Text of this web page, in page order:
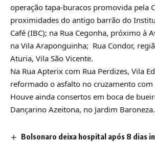
operação tapa-buracos promovida pela
proximidades do antigo barrão do
Café (IBC); na Rua Cegonha, próximo à
na Vila Araponguinha; Rua Condor,
Aturia, Vila São Vicente.
Na Rua Apterix com Rua Perdizes, Vila
reformado o asfalto no cruzamento com
Houve ainda consertos em boca de
Dançarino Azeitona, no Jardim Baroneza.
Bolsonaro deixa hospital após 8 dias